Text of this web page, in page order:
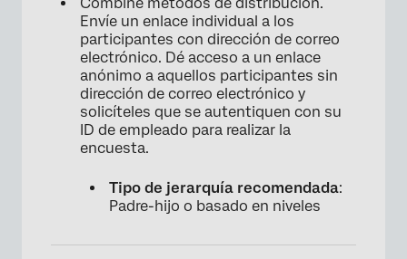
Envíe un enlace individual a los
participantes con dirección de correo
electrónico. Dé acceso a un enlace
anónimo a aquellos participantes sin
dirección de correo electrónico y
solicíteles que se autentiquen con su
ID de empleado para realizar la
encuesta.
Tipo de jerarquía recomendada:
Padre-hijo o basado en niveles